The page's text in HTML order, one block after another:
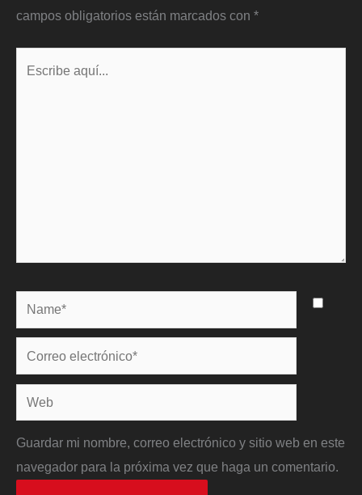
campos obligatorios están marcados con *
Name*
Correo
electrónico*
Web
Guardar mi nombre, correo electrónico y sitio web en este
navegador para la próxima vez que haga un comentario.